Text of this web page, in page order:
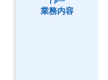
業務内容